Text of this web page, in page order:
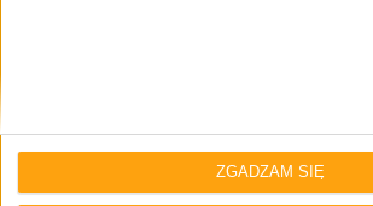
ZGADZAM SIĘ